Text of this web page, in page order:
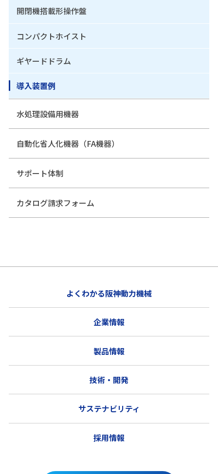
開閉機搭載形操作盤
コンパクトホイスト
ギヤードドラム
導入装置例
水処理設備用機器
自動化省人化機器（FA機器）
サポート体制
カタログ請求フォーム
よくわかる阪神動力機械
企業情報
製品情報
技術・開発
サステナビリティ
採用情報